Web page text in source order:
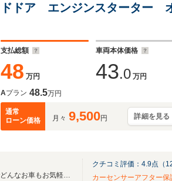
ドドア エンジンスタータ
支払総額
48 万円
車両本体価格
43.0 万円
Aプラン 48.5万円
通常
ローン価格
月々 9,500円 詳細を見る
クチコミ評価： 4.9 点（
カーセンサーアフター保